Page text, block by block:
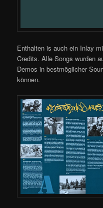
Enthalten is auch ein Inlay
Credits. Alle Songs wurden
Demos in bestmöglicher
können.